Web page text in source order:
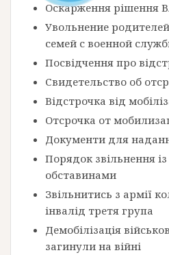
Оскарження рішення
Увольнение
семей с военной
Посвідчення про
Свидетельство об
Відстрочка від
Отсрочка от
Документи для
Порядок звільнення
обставинами
Звільнитись з армії
інвалід третя група
Демобілізація
загинули на війні